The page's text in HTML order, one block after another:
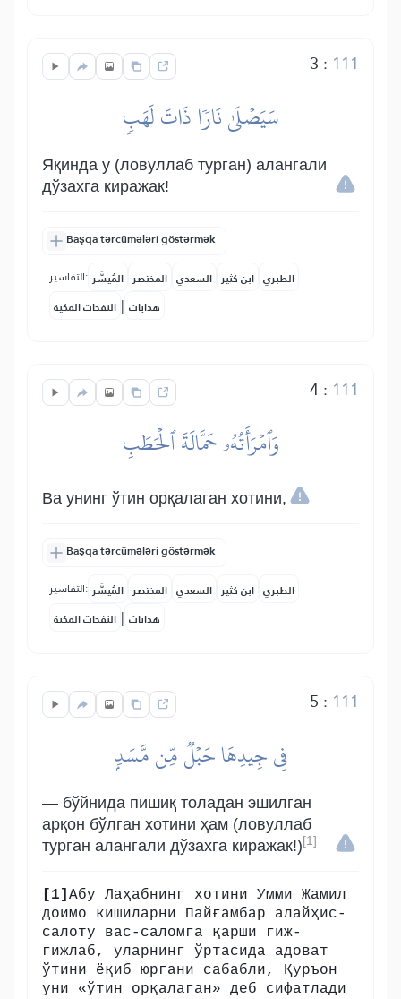
3 : 111
سَيَصۡلَىٰ نَارٗا ذَاتَ لَهَبٖ
Яқинда у (ловуллаб турган) алангали
дўзахга киражак!
Başqa tərcümələri göstərmək
التفاسير: المُيسَّر المختصر السعدي ابن كثير الطبري
النفحات المكية | هدايات
4: 111
وَٱمۡرَأَتُهُۥ حَمَّالَةَ ٱلۡحَطَبِ
Ва унинг ўтин орқалаган хотини,
Başqa tərcümələri göstərmək
التفاسير: المُيسَّر المختصر السعدي ابن كثير الطبري
النفحات المكية | هدايات
5 : 111
فِي جِيدِهَا حَبۡلٞ مِّن مَّسَدِۭ
— бўйнида пишиқ толадан эшилган
арқон бўлган хотини ҳам (ловуллаб
турган алангали дўзахга киражак!) [1]
[1] Абу Лаҳабнинг хотини Умми Жамил
доимо кишиларни Пайғамбар алайҳис-
салоту вас-саломга қарши гиж-
гижлаб, уларнинг ўртасида адоват
ўтини ёқиб юргани сабабли, Қуръон
уни «ўтин орқалаган» деб сифатлади